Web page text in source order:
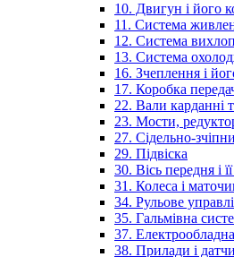
10. Двигун і його
11. Система
12. Система
13. Система
16. Зчеплення і
17. Коробка
22. Вали карданні
23. Мости,
27. Сідельно-
29. Підвіска
30. Вісь передня і
31. Колеса і
34. Рульове
35. Гальмівна
37.
38. Прилади і